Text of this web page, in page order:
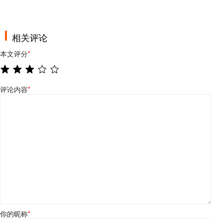
相关评论
本文评分*
评论内容*
你的昵称*